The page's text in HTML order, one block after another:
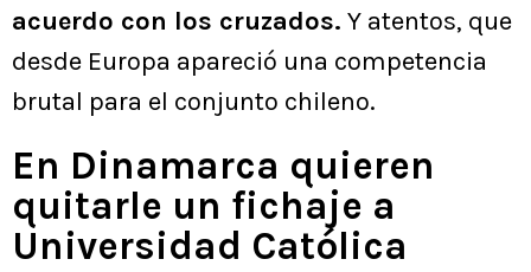
acuerdo con los cruzados. Y atentos, que
desde Europa apareció una competencia
brutal para el conjunto chileno.
En Dinamarca quieren
quitarle un fichaje a
Universidad Católica